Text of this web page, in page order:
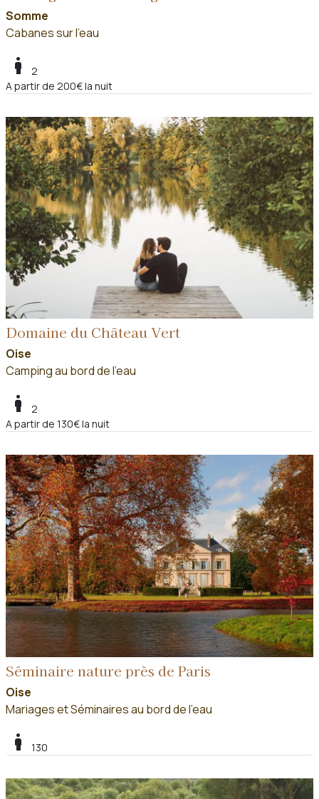
Somme
Cabanes sur l'eau
boy
2
A partir de 200€ la nuit
Domaine du Château Vert
Oise
Camping au bord de l'eau
boy
2
A partir de 130€ la nuit
Séminaire nature près de Paris
Oise
Mariages et Séminaires au bord de l'eau
boy 130